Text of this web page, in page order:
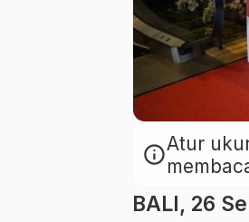
infoAtur
BALI, 26